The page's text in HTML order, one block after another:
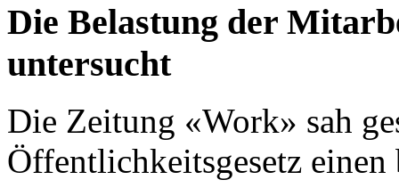
Die Belastung der
untersucht
Die Zeitung «Work» sah
Öffentlichkeitsgesetz